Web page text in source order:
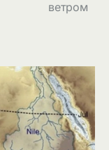
ветром